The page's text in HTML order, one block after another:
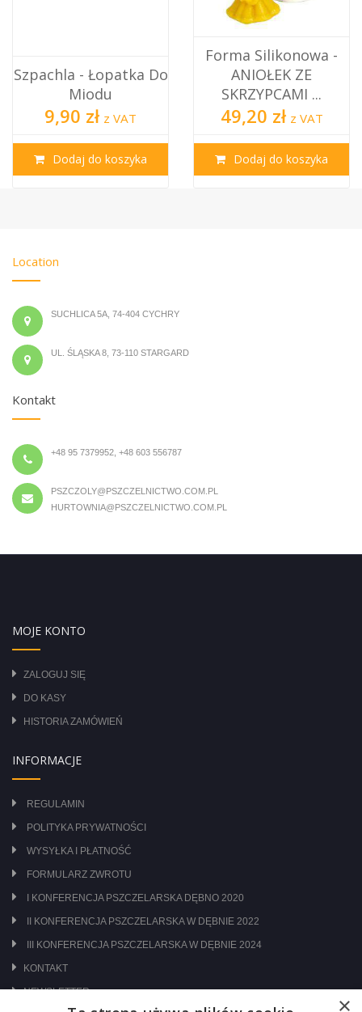
Szpachla - Łopatka Do
Miodu
9,90 zł z VAT
Dodaj do koszyka
Forma Silikonowa -
ANIOŁEK ZE
SKRZYPCAMI ...
49,20 zł z VAT
Dodaj do koszyka
Location
SUCHLICA 5A, 74-404 CYCHRY
UL. ŚLĄSKA 8, 73-110 STARGARD
Kontakt
+48 95 7379952, +48 603 556787
PSZCZOLY@PSZCZELNICTWO.COM.PL
HURTOWNIA@PSZCZELNICTWO.COM.PL
MOJE KONTO
ZALOGUJ SIĘ
DO KASY
HISTORIA ZAMÓWIEŃ
INFORMACJE
REGULAMIN
POLITYKA PRYWATNOŚCI
WYSYŁKA I PŁATNOŚĆ
FORMULARZ ZWROTU
I KONFERENCJA PSZCZELARSKA DĘBNO 2020
II KONFERENCJA PSZCZELARSKA W DĘBNIE 2022
III KONFERENCJA PSZCZELARSKA W DĘBNIE 2024
KONTAKT
NEWSLETTER
×